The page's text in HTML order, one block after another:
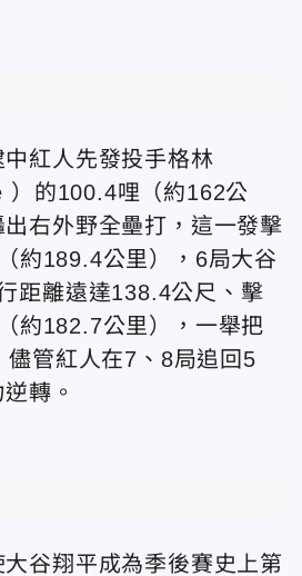
紅人先發投手格林
）的100.4哩（約162公
右外野全壘打，這一發擊
約189.4公里），6局大谷
距離遠達138.4公尺、擊
約182.7公里），一舉把
儘管紅人在7、8局追回5
轉。
谷翔平成為季後賽史上第